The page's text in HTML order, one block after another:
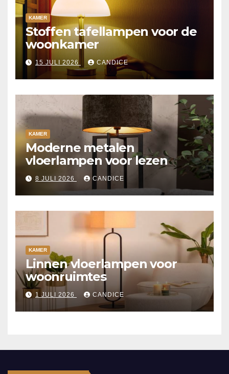
KAMER
Stoffen tafellampen voor de
woonkamer
15 JULI 2026 CANDICE
KAMER
Moderne metalen
vloerlampen voor lezen
8 JULI 2026 CANDICE
KAMER
Linnen vloerlampen voor
woonruimtes
1 JULI 2026 CANDICE